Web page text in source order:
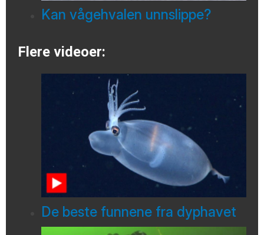
Kan vågehvalen unnslippe?
Flere videoer:
De beste funnene fra dyphavet